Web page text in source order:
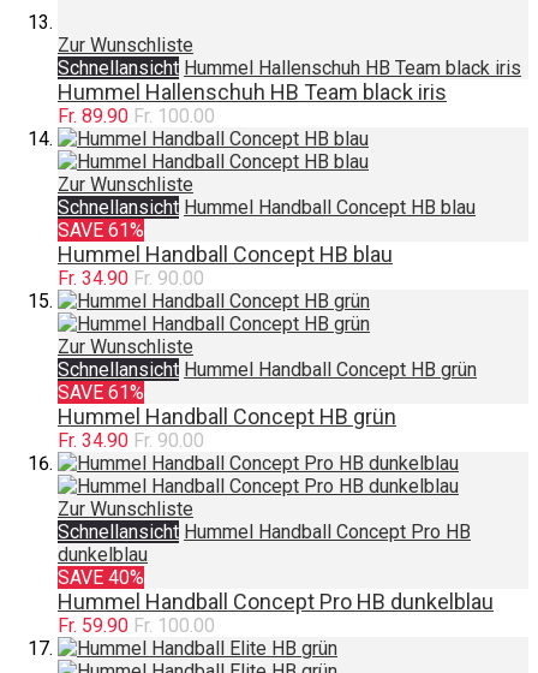
Zur Wunschliste
Schnellansicht Hummel Hallenschuh HB Team black iris
Hummel Hallenschuh HB Team black iris
Fr. 89.90 Fr. 100.00
Zur Wunschliste
Schnellansicht Hummel Handball Concept HB blau
SAVE 61%
Hummel Handball Concept HB blau
Fr. 34.90 Fr. 90.00
Zur Wunschliste
Schnellansicht Hummel Handball Concept HB grün
SAVE 61%
Hummel Handball Concept HB grün
Fr. 34.90 Fr. 90.00
Zur Wunschliste
Schnellansicht Hummel Handball Concept Pro HB
dunkelblau
SAVE 40%
Hummel Handball Concept Pro HB dunkelblau
Fr. 59.90 Fr. 100.00